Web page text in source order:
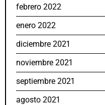
febrero 2022
enero 2022
diciembre 2021
noviembre 2021
septiembre 2021
agosto 2021